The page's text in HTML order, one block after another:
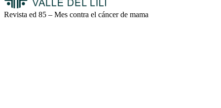
Revista ed 85 – Mes contra el cáncer de mama